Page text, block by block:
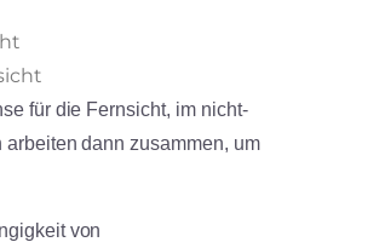
für die Fernsicht, im nicht-
dann zusammen, um
von